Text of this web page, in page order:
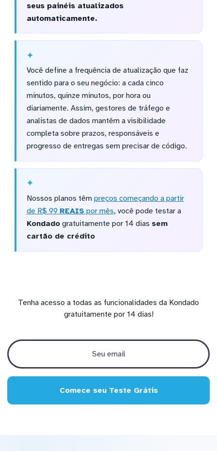
seus painéis atualizados
automaticamente.
Você define a frequência de atualização que faz
sentido para o seu negócio: a cada cinco
minutos, quinze minutos, por hora ou
diariamente. Assim, gestores de tráfego e
analistas de dados mantêm a visibilidade
completa sobre prazos, responsáveis e
progresso de entregas sem precisar de código.
Nossos planos têm preços começando a partir
de R$ 99 REAIS por mês, você pode testar a
Kondadogratuitamente por 14 dias sem
cartão de crédito
Tenha acesso a todas as funcionalidades da Kondado
gratuitamente por 14 dias!
Comece seu Teste Grátis